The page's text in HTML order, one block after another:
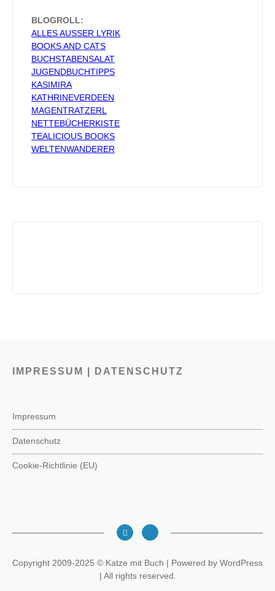
BLOGROLL:
ALLES AUSSER LYRIK
BOOKS AND CATS
BUCHSTABENSALAT
JUGENDBUCHTIPPS
KASIMIRA
KATHRINEVERDEEN
MAGENTRATZERL
NETTEBÜCHERKISTE
TEALICIOUS BOOKS
WELTENWANDERER
IMPRESSUM | DATENSCHUTZ
Impressum
Datenschutz
Cookie-Richtlinie (EU)
Copyright 2009-2025 © Katze mit Buch | Powered by WordPress
| All rights reserved.